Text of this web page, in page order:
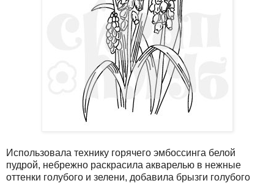
Использовала технику горячего эмбоссинга белой
пудрой, небрежно раскрасила акварелью в нежные
оттенки голубого и зелени, добавила брызги голубого